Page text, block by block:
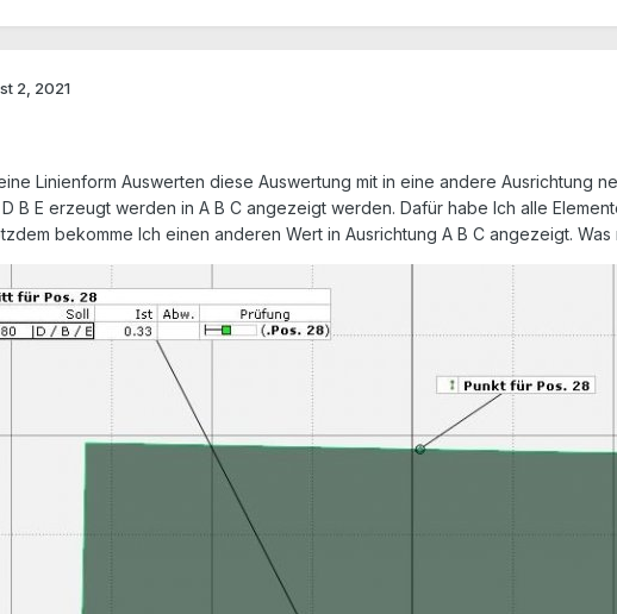
2, 2021
Linienform Auswerten diese Auswertung mit in eine andere Ausrichtung
B E erzeugt werden in A B C angezeigt werden. Dafür habe Ich alle
bekomme Ich einen anderen Wert in Ausrichtung A B C angezeigt. Was